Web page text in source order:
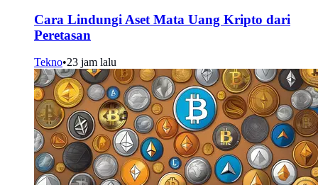
Cara Lindungi Aset Mata Uang Kripto dari
Peretasan
Tekno•23 jam lalu